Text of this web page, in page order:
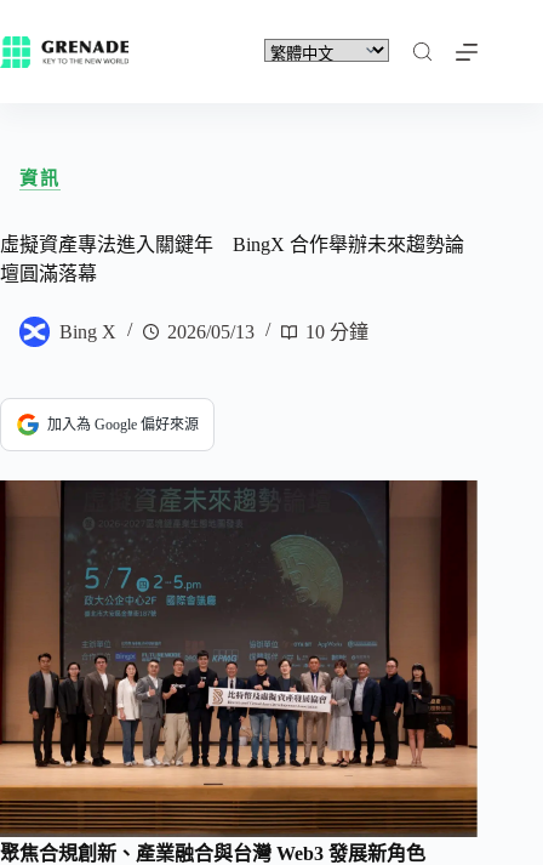
資訊
虛擬資產專法進入關鍵年 BingX 合作舉辦未來趨勢論
壇圓滿落幕
Bing X 2026/05/13 10 分鐘
加入為 Google 偏好來源
聚焦合規創新、產業融合與台灣 Web3 發展新角色